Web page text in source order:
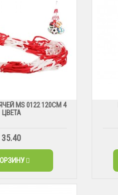
МS 0122 120СМ 4
ЦВЕТА
35.40